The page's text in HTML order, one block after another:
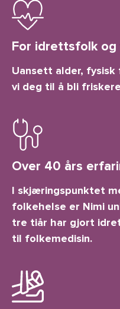
For idrettsfolk
Uansett alder,
vi deg til å bli
Over 40 års
I skjæringspunktet
folkehelse er Nimi
tre tiår har gjort
til folkemedisin.